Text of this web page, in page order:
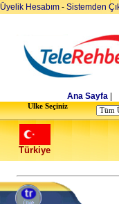
Üyelik Hesabım - Sistemden
Ana Sayfa
Ulke Seçiniz
Türkiye